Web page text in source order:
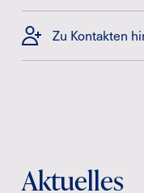
Zu Kontakten
Aktuelles